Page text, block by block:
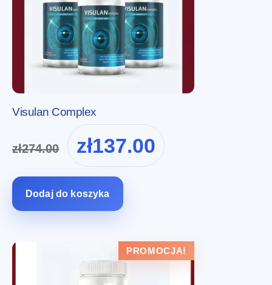
Visulan Complex
zł274.00
Pierwotna
cena
wynosiła:
zł137.00
cena
Dodaj do koszyka
PROMOCJA!